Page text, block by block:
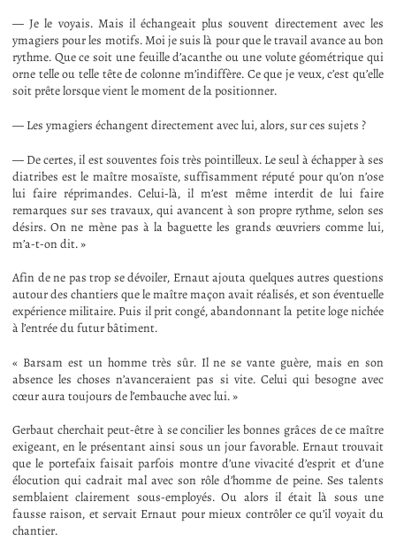
— Je le voyais. Mais il échangeait plus souvent directement avec les
ymagiers pour les motifs. Moi je suis là pour que le travail avance au bon
rythme. Que ce soit une feuille d’acanthe ou une volute géométrique qui
orne telle ou telle tête de colonne m’indiffère. Ce que je veux, c’est qu’elle
soit prête lorsque vient le moment de la positionner.
— Les ymagiers échangent directement avec lui, alors, sur ces sujets ?
— De certes, il est souventes fois très pointilleux. Le seul à échapper à ses
diatribes est le maître mosaïste, suffisamment réputé pour qu’on n’ose
lui faire réprimandes. Celui-là, il m’est même interdit de lui faire
remarques sur ses travaux, qui avancent à son propre rythme, selon ses
désirs. On ne mène pas à la baguette les grands œuvriers comme lui,
m’a-t-on dit. »
Afin de ne pas trop se dévoiler, Ernaut ajouta quelques autres questions
autour des chantiers que le maître maçon avait réalisés, et son éventuelle
expérience militaire. Puis il prit congé, abandonnant la petite loge nichée
à l’entrée du futur bâtiment.
« Barsam est un homme très sûr. Il ne se vante guère, mais en son
absence les choses n’avanceraient pas si vite. Celui qui besogne avec
cœur aura toujours de l’embauche avec lui. »
Gerbaut cherchait peut-être à se concilier les bonnes grâces de ce maître
exigeant, en le présentant ainsi sous un jour favorable. Ernaut trouvait
que le portefaix faisait parfois montre d’une vivacité d’esprit et d’une
élocution qui cadrait mal avec son rôle d’homme de peine. Ses talents
semblaient clairement sous-employés. Ou alors il était là sous une
fausse raison, et servait Ernaut pour mieux contrôler ce qu’il voyait du
chantier.